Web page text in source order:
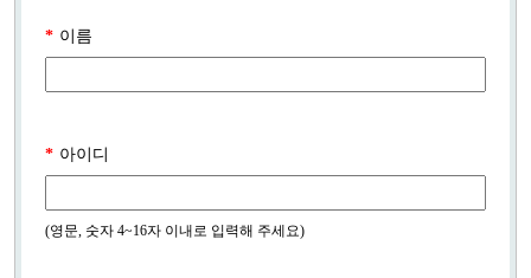
* 이름
* 아이디
(영문, 숫자 4~16자 이내로 입력해 주세요)